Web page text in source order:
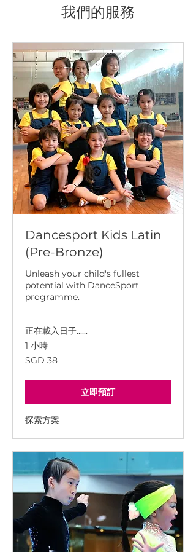
我們的服務
Dancesport Kids Latin
(Pre-Bronze)
Unleash your child's fullest
potential with DanceSport
programme.
正在載入日子......
1 小時
38
新
坡
SGD 38
立即預訂
探索方案